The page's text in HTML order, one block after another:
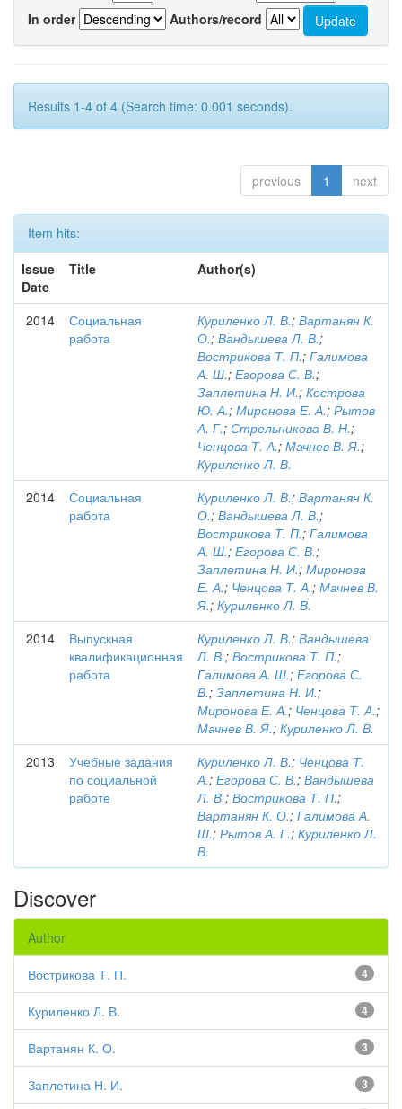
In order
Authors/record
Results 1-4 of 4 (Search time: 0.001 seconds).
previous 1 next
Item hits:
Issue
Date
Title Author(s)
2014
Социальная
работа
Куриленко Л. В.; Вартанян К.
О.; Вандышева Л. В.;
Вострикова Т. П.; Галимова
А. Ш.; Егорова С. В.;
Заплетина Н. И.; Кострова
Ю. А.; Миронова Е. А.; Рытов
А. Г.; Стрельникова В. Н.;
Ченцова Т. А.; Мачнев В. Я.;
Куриленко Л. В.
2014
Социальная
работа
Куриленко Л. В.; Вартанян К.
О.; Вандышева Л. В.;
Вострикова Т. П.; Галимова
А. Ш.; Егорова С. В.;
Заплетина Н. И.; Миронова
Е. А.; Ченцова Т. А.; Мачнев В.
Я.; Куриленко Л. В.
2014
Выпускная
квалификационная
работа
Куриленко Л. В.; Вандышева
Л. В.; Вострикова Т. П.;
Галимова А. Ш.; Егорова С.
В.; Заплетина Н. И.;
Миронова Е. А.; Ченцова Т. А.;
Мачнев В. Я.; Куриленко Л. В.
2013
Учебные задания
по социальной
работе
Куриленко Л. В.; Ченцова Т.
А.; Егорова С. В.; Вандышева
Л. В.; Вострикова Т. П.;
Вартанян К. О.; Галимова А.
Ш.; Рытов А. Г.; Куриленко Л.
В.
Discover
Author
4
Вострикова Т. П.
4
Куриленко Л. В.
3
Вартанян К. О.
3
Заплетина Н. И.